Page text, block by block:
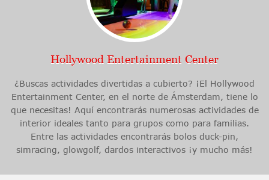
Hollywood Entertainment Center
¿Buscas actividades divertidas a cubierto? ¡El Hollywood
Entertainment Center, en el norte de Ámsterdam, tiene lo
que necesitas! Aquí encontrarás numerosas actividades de
interior ideales tanto para grupos como para familias.
Entre las actividades encontrarás bolos duck-pin,
simracing, glowgolf, dardos interactivos ¡y mucho más!